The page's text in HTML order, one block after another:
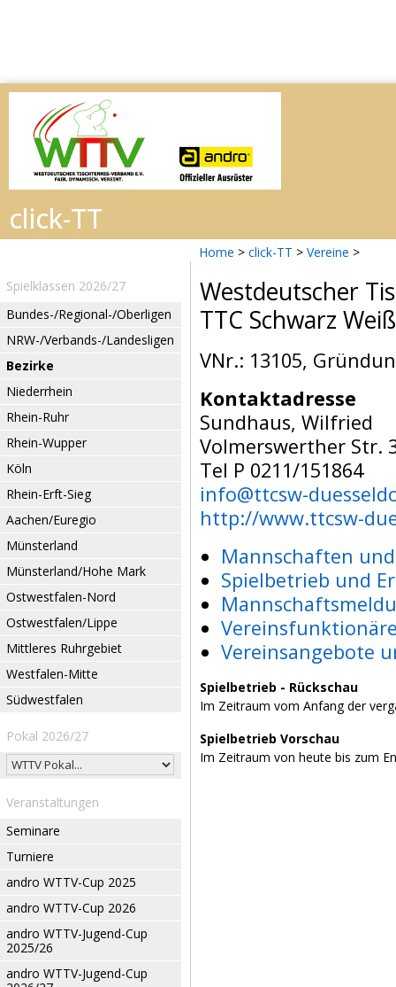
Home > click-TT > Vereine >
Spielklassen 2026/27
Bundes-/Regional-/Oberligen
NRW-/Verbands-/Landesligen
Bezirke
Niederrhein
Rhein-Ruhr
Rhein-Wupper
Köln
Rhein-Erft-Sieg
Aachen/Euregio
Münsterland
Münsterland/Hohe Mark
Ostwestfalen-Nord
Ostwestfalen/Lippe
Mittleres Ruhrgebiet
Westfalen-Mitte
Südwestfalen
Pokal 2026/27
Veranstaltungen
Seminare
Turniere
andro WTTV-Cup 2025
andro WTTV-Cup 2026
andro WTTV-Jugend-Cup
2025/26
andro WTTV-Jugend-Cup
Westdeutscher
TTC Schwarz
VNr.: 13105,
Kontaktadresse
Sundhaus, Wilfried
Volmerswerther Str.
Tel P 0211/151864
info@ttcsw-
http://www.ttcsw-
Mannschaften
Spielbetrieb und
Vereinsangebote
Spielbetrieb - Rückschau
Im Zeitraum vom Anfang der
Spielbetrieb Vorschau
Im Zeitraum von heute bis zum